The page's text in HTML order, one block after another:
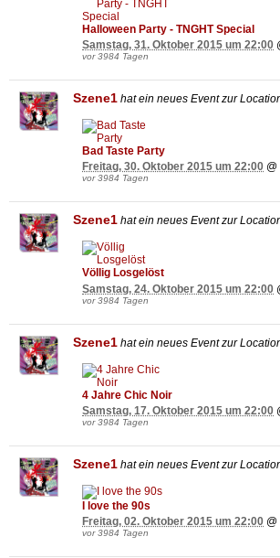
Halloween Party - TNGHT Special
Samstag, 31. Oktober 2015 um 22:00
vor 3984 Tagen
Szene1 hat ein neues Event zur
Bad Taste Party
Freitag, 30. Oktober 2015 um 22:00 @
vor 3984 Tagen
Szene1 hat ein neues Event zur
Völlig Losgelöst
Samstag, 24. Oktober 2015 um 22:00
vor 3984 Tagen
Szene1 hat ein neues Event zur
4 Jahre Chic Noir
Samstag, 17. Oktober 2015 um 22:00
vor 3984 Tagen
Szene1 hat ein neues Event zur
I love the 90s
Freitag, 02. Oktober 2015 um 22:00 @
vor 3984 Tagen